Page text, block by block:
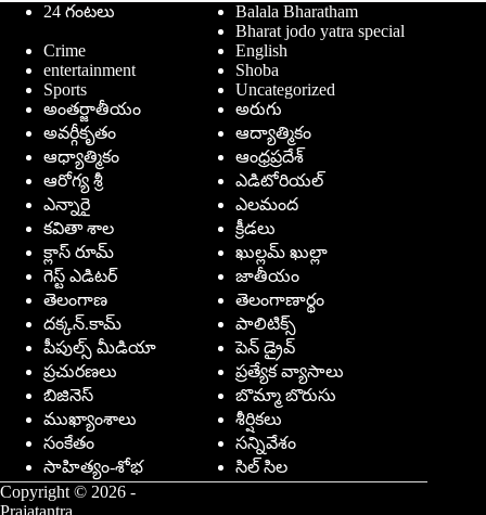
24 గంటలు
Balala Bharatham
Bharat jodo yatra special
Crime
English
entertainment
Shoba
Sports
Uncategorized
అంతర్జాతీయం
అరుగు
అవర్గీకృతం
ఆద్యాత్మికం
ఆధ్యాత్మికం
ఆంధ్రప్రదేశ్
ఆరోగ్య శ్రీ
ఎడిటోరియల్
ఎన్నారై
ఎలమంద
కవితా శాల
క్రీడలు
క్లాస్ రూమ్
ఖుల్లమ్ ఖుల్లా
గెస్ట్ ఎడిటర్
జాతీయం
తెలంగాణ
తెలంగాణార్థం
దక్కన్.కామ్
పాలిటిక్స్
పీపుల్స్ ‌మీడియా
పెన్ డ్రైవ్
ప్రచురణలు
ప్రత్యేక వ్యాసాలు
బిజినెస్
బొమ్మా బొరుసు
ముఖ్యాంశాలు
శీర్షికలు
సంకేతం
సన్నివేశం
సాహిత్యం-శోభ
సిల్ సిల
Copyright © 2026 -
Prajatantra